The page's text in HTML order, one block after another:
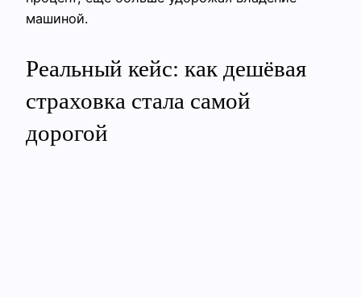
машиной.
Реальный кейс: как дешёвая
страховка стала самой
дорогой